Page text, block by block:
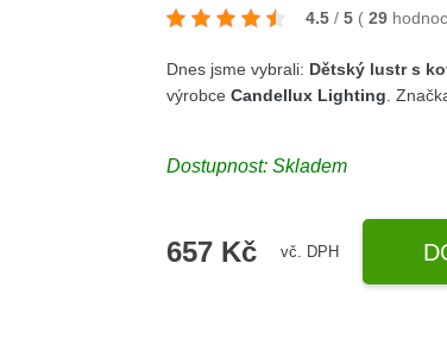
4.5 / 5 ( 29
Dnes jsme vybrali: Dětský lustr s
výrobceCandellux Lighting .
Dostupnost:Skladem
657 Kč vč. DPH